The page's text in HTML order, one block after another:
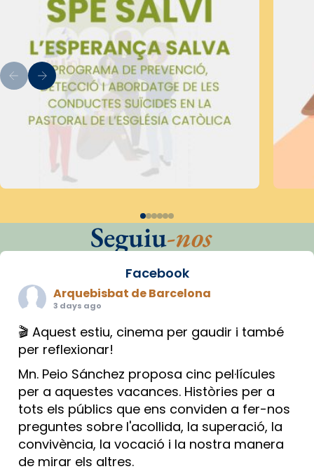
Seguiu-nos
Facebook
Arquebisbat de Barcelona
3 days ago
🎬 Aquest estiu, cinema per gaudir i també
per reflexionar!
Mn. Peio Sánchez proposa cinc pel·lícules
per a aquestes vacances. Històries per a
tots els públics que ens conviden a fer-nos
preguntes sobre l'acollida, la superació, la
convivència, la vocació i la nostra manera
de mirar els altres.